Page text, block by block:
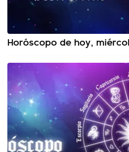
Horóscopo de hoy,